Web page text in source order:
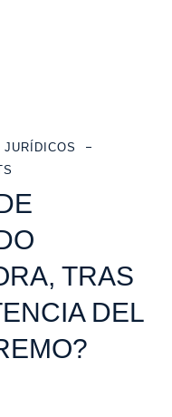
TRAS
DEL